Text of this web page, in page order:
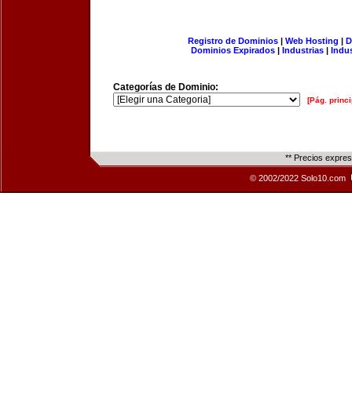
Registro de Dominios| Web Hosting |
Dominios Expirados | Industrias |
Categorías de Dominio:
[Pág.
** Precios
© 2002/2022 Solo10.com